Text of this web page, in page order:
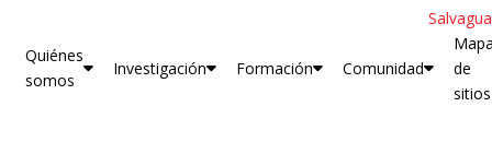
Quiénes
somos
Investigación Formación Comunidad
de
sitios